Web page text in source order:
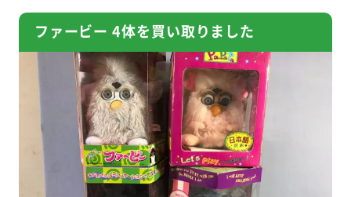
ファービー 4体を買い取りました